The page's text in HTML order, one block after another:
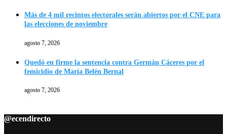
Más de 4 mil recintos electorales serán abiertos por el CNE para
las elecciones de noviembre
agosto 7, 2026
Quedó en firme la sentencia contra Germán Cáceres por el
femicidio de María Belén Bernal
agosto 7, 2026
@ecendirecto